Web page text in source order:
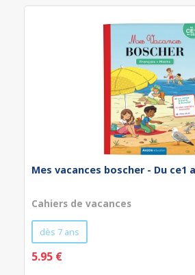
Mes vacances boscher - Du ce1
Cahiers de vacances
dès 7 ans
5.95 €